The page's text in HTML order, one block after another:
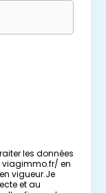
les données
viagimmo.fr/ en
vigueur.Je
et au